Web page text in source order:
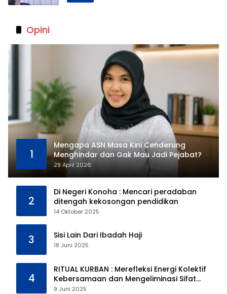
Opini
1
Mengapa ASN Masa Kini Cenderung
Menghindar dan Gak Mau Jadi Pejabat?
29 April 2026
2
Di Negeri Konoha : Mencari peradaban
ditengah kekosongan pendidikan
14 Oktober 2025
3 Sisi Lain Dari Ibadah Haji
18 Juni 2025
4
RITUAL KURBAN : Merefleksi Energi Kolektif
Kebersamaan dan Mengeliminasi Sifat
Kebinatangan Manusia
9 Juni 2025